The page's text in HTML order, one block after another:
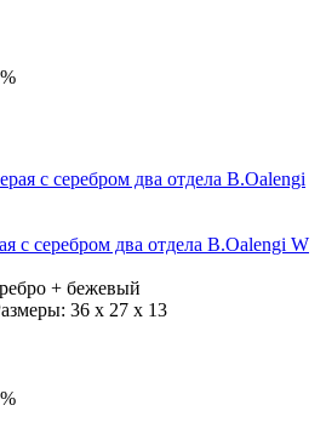
с серебром два отдела B.Oalengi W
+ бежевый
36 x 27 x 13